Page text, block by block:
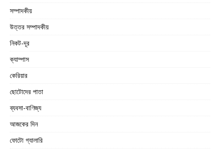
সম্পাদকীয়
উত্তর সম্পাদকীয়
নিকট-দূর
ক্যাম্পাস
কেরিয়ার
ছোটোদের পাতা
ব্যবসা-বাণিজ্য
আজকের দিন
ফোটো গ্যালারি